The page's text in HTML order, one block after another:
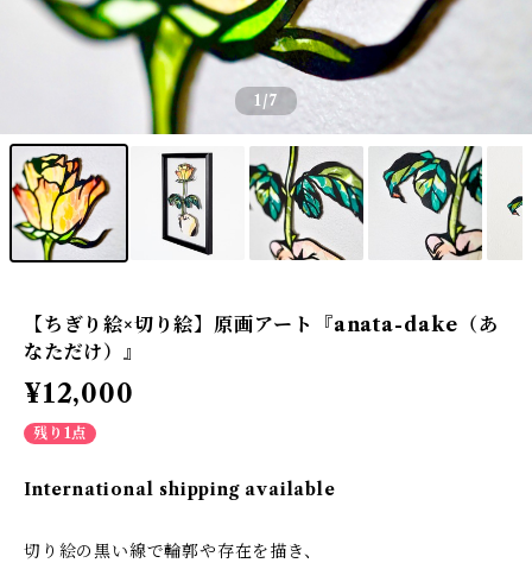
1 /7
【ちぎり絵×切り絵】原画アート『anata-dake（あ
なただけ）』
¥12,000
残り1点
International shipping available
切り絵の黒い線で輪郭や存在を描き、